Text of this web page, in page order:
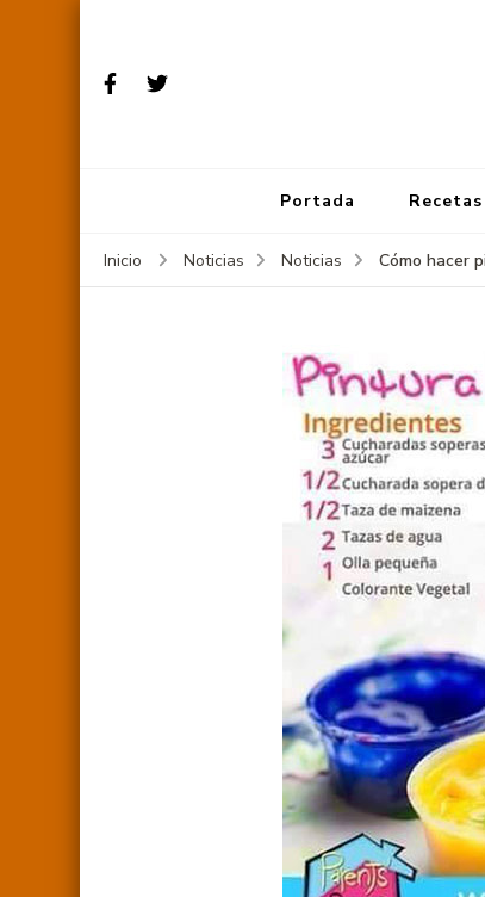
Portada Recetas
Inicio Noticias Noticias Cómo hacer